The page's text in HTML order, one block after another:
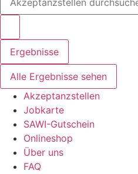
Ergebnisse
Alle Ergebnisse sehen
Akzeptanzstellen
Jobkarte
SAWI-Gutschein
Onlineshop
Über uns
FAQ